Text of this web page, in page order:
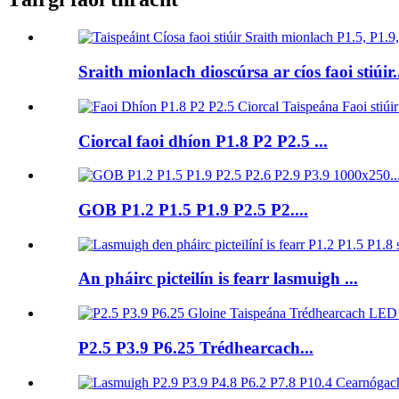
Sraith mionlach dioscúrsa ar cíos faoi
Ciorcal faoi dhíon P1.8 P2 P2.5 ...
GOB P1.2 P1.5 P1.9 P2.5 P2....
An pháirc picteilín is fearr lasmuigh ...
P2.5 P3.9 P6.25 Trédhearcach...